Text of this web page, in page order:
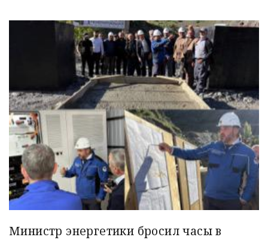
Министр энергетики бросил часы в